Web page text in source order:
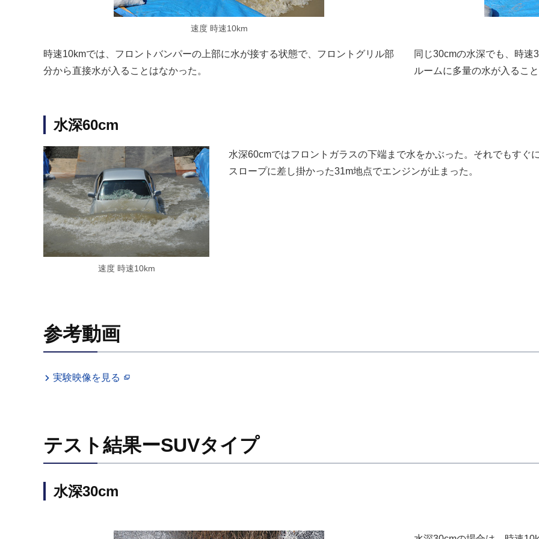
速度 時速10km
時速10kmでは、フロントバンパーの上部に水が接する状態で、フロントグリル部
分から直接水が入ることはなかった。
同じ30cmの水深でも、時速
ルームに多量の水が入ること
水深60cm
速度 時速10km
水深60cmではフロントガラスの下端まで水をかぶった。それでもすぐ
スロープに差し掛かった31m地点でエンジンが止まった。
参考動画
実験映像を見る
テスト結果ーSUVタイプ
水深30cm